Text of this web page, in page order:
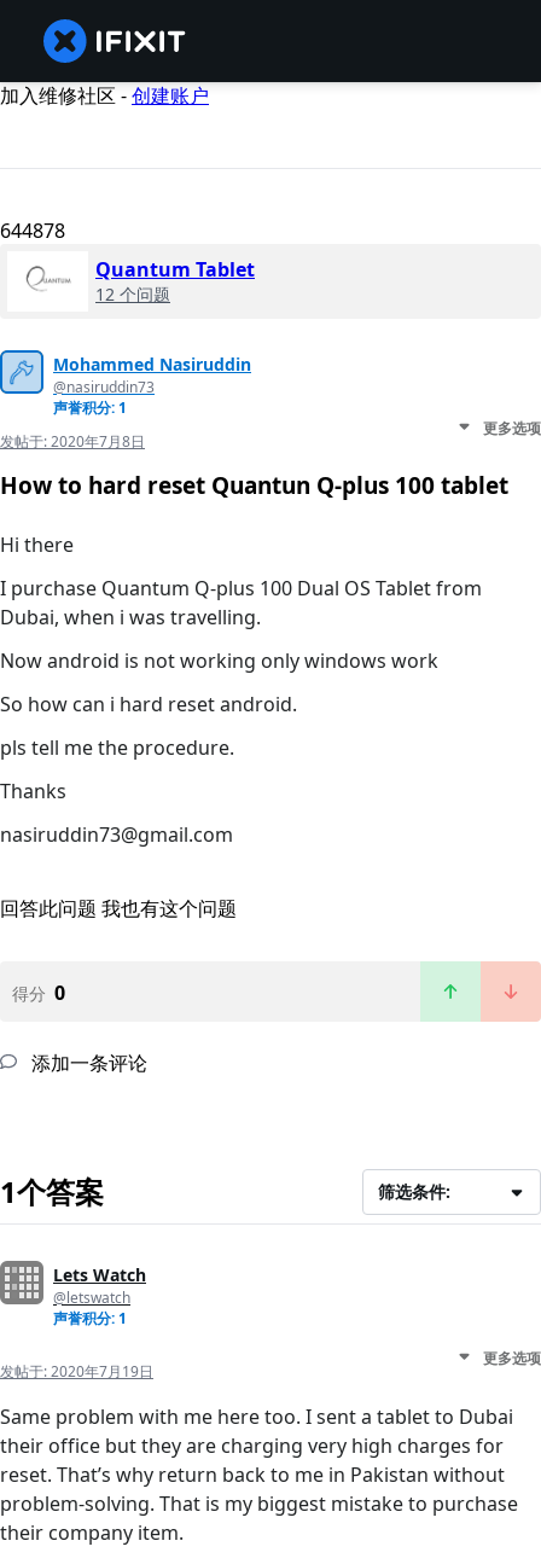
加入维修社区 -创建账户
644878
Quantum Tablet
12 个问题
Mohammed Nasiruddin
@nasiruddin73
声誉积分: 1
发帖于:2020年7月8日
更多选项
How to hard reset Quantun Q-plus 100 tablet
Hi there
I purchase Quantum Q-plus 100 Dual OS Tablet from
Dubai, when i was travelling.
Now android is not working only windows work
So how can i hard reset android.
pls tell me the procedure.
Thanks
nasiruddin73@gmail.com
回答此问题 我也有这个问题
得分 0
添加一条评论
1个答案 筛选条件:
Lets Watch
@letswatch
声誉积分: 1
发帖于:2020年7月19日
更多选项
Same problem with me here too. I sent a tablet to Dubai
their office but they are charging very high charges for
reset. That’s why return back to me in Pakistan without
problem-solving. That is my biggest mistake to purchase
their company item.